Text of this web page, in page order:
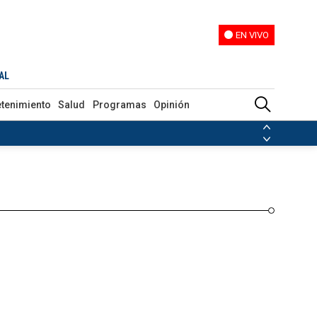
EN VIVO
Salud Programas Opinión
Venezuela Nicolás Maduro
de las FARC